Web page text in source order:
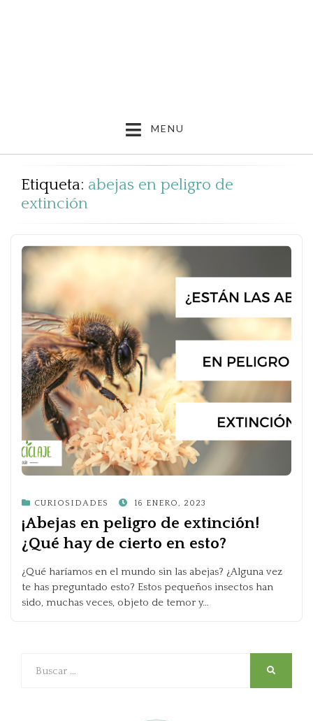
MENU
Etiqueta: abejas en peligro de
extinción
CURIOSIDADES
POSTED
ON
16 ENERO, 2023
¡Abejas en peligro de extinción!
¿Qué hay de cierto en esto?
¿Qué haríamos en el mundo sin las abejas? ¿Alguna vez
te has preguntado esto? Estos pequeños insectos han
sido, muchas veces, objeto de temor y…